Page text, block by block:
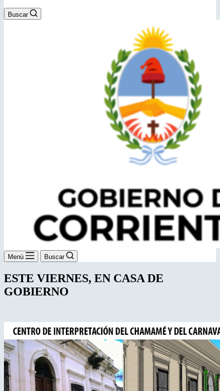
Buscar
Menú Buscar
ESTE VIERNES, EN CASA DE
GOBIERNO